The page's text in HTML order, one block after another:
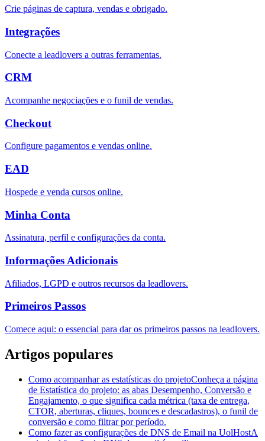
Crie páginas de captura, vendas e obrigado.
Integrações
Conecte a leadlovers a outras ferramentas.
CRM
Acompanhe negociações e o funil de vendas.
Checkout
Configure pagamentos e vendas online.
EAD
Hospede e venda cursos online.
Minha Conta
Assinatura, perfil e configurações da conta.
Informações Adicionais
Afiliados, LGPD e outros recursos da leadlovers.
Primeiros Passos
Comece aqui: o essencial para dar os primeiros passos na leadlovers.
Artigos populares
Como acompanhar as estatísticas do projetoConheça a página
de Estatística do projeto: as abas Desempenho, Conversão e
Engajamento, o que significa cada métrica (taxa de entrega,
CTOR, aberturas, cliques, bounces e descadastros), o funil de
conversão e como filtrar por período.
Como fazer as configurações de DNS de Email na UolHostA